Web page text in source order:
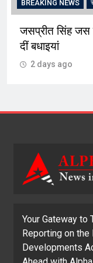
BREAKING NEWS
जसप्रीत सिंह जस
दीं बधाइयां
2 days ago
Your Gateway to
Reporting on
Developments